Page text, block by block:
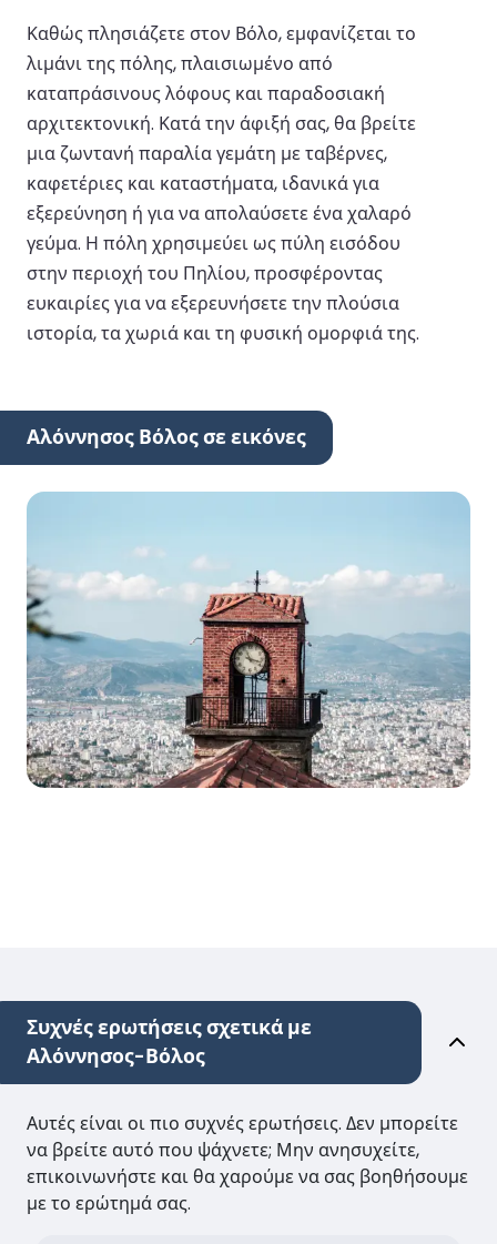
Καθώς πλησιάζετε στον Βόλο, εμφανίζεται το
λιμάνι της πόλης, πλαισιωμένο από
καταπράσινους λόφους και παραδοσιακή
αρχιτεκτονική. Κατά την άφιξή σας, θα βρείτε
μια ζωντανή παραλία γεμάτη με ταβέρνες,
καφετέριες και καταστήματα, ιδανικά για
εξερεύνηση ή για να απολαύσετε ένα χαλαρό
γεύμα. Η πόλη χρησιμεύει ως πύλη εισόδου
στην περιοχή του Πηλίου, προσφέροντας
ευκαιρίες για να εξερευνήσετε την πλούσια
ιστορία, τα χωριά και τη φυσική ομορφιά της.
Αλόννησος Βόλος σε εικόνες
Συχνές ερωτήσεις σχετικά με
Αλόννησος-Βόλος
Αυτές είναι οι πιο συχνές ερωτήσεις. Δεν μπορείτε
να βρείτε αυτό που ψάχνετε; Μην ανησυχείτε,
επικοινωνήστε και θα χαρούμε να σας βοηθήσουμε
με το ερώτημά σας.